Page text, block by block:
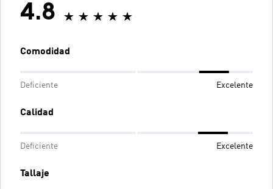
4.8
Comodidad
Deficiente Excelente
Calidad
Deficiente Excelente
Tallaje